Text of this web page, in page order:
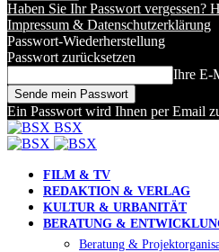
Haben Sie Ihr Passwort vergessen?
Impressum & Datenschutzerklärung
Passwort-Wiederherstellung
Passwort zurücksetzen
Ihre E-
Ein Passwort wird Ihnen per Email
BSX
FILM & TV
REDAKTION & VERLAG
KULTUR & URBANITÄT
BERATUNG &
Beratung &